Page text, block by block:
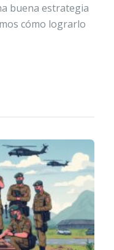
buena estrategia
cómo lograrlo